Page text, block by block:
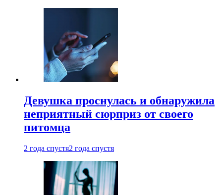
Девушка проснулась и обнаружила
неприятный сюрприз от своего
питомца
2 года спустя2 года спустя